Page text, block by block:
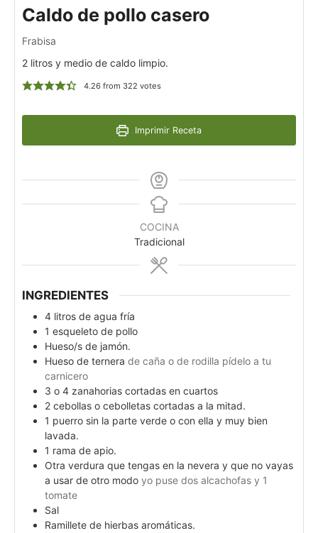
Caldo de pollo casero
Frabisa
2 litros y medio de caldo limpio.
4.26from 322 votes
Imprimir Receta
COCINA
Tradicional
INGREDIENTES
4 litros de agua fría
1 esqueleto de pollo
Hueso/s de jamón.
Hueso de ternera de caña o de rodilla pídelo a tu
carnicero
3 o 4 zanahorias cortadas en cuartos
2 cebollas o cebolletas cortadas a la mitad.
1 puerro sin la parte verde o con ella y muy bien
lavada.
1 rama de apio.
Otra verdura que tengas en la nevera y que no vayas
a usar de otro modo yo puse dos alcachofas y 1
tomate
Sal
Ramillete de hierbas aromáticas.